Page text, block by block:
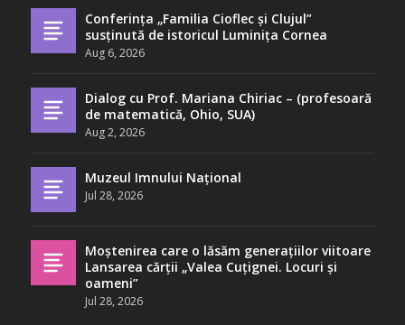
Conferința „Familia Cioflec și Clujul”
susținută de istoricul Luminița Cornea
Aug 6, 2026
Dialog cu Prof. Mariana Chiriac – (profesoară
de matematică, Ohio, SUA)
Aug 2, 2026
Muzeul Imnului Național
Jul 28, 2026
Moștenirea care o lăsăm generațiilor viitoare
Lansarea cărții „Valea Cuțignei. Locuri și
oameni”
Jul 28, 2026